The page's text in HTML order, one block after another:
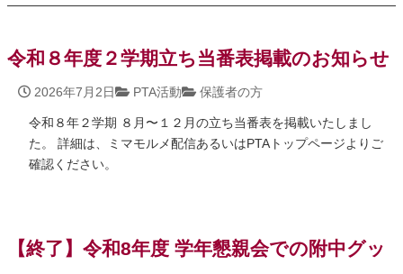
令和８年度２学期立ち当番表掲載のお知らせ
2026年7月2日 PTA活動 保護者の方
令和８年２学期 ８月〜１２月の立ち当番表を掲載いたしまし
た。 詳細は、ミマモルメ配信あるいはPTAトップページよりご
確認ください。
【終了】令和8年度 学年懇親会での附中グッ